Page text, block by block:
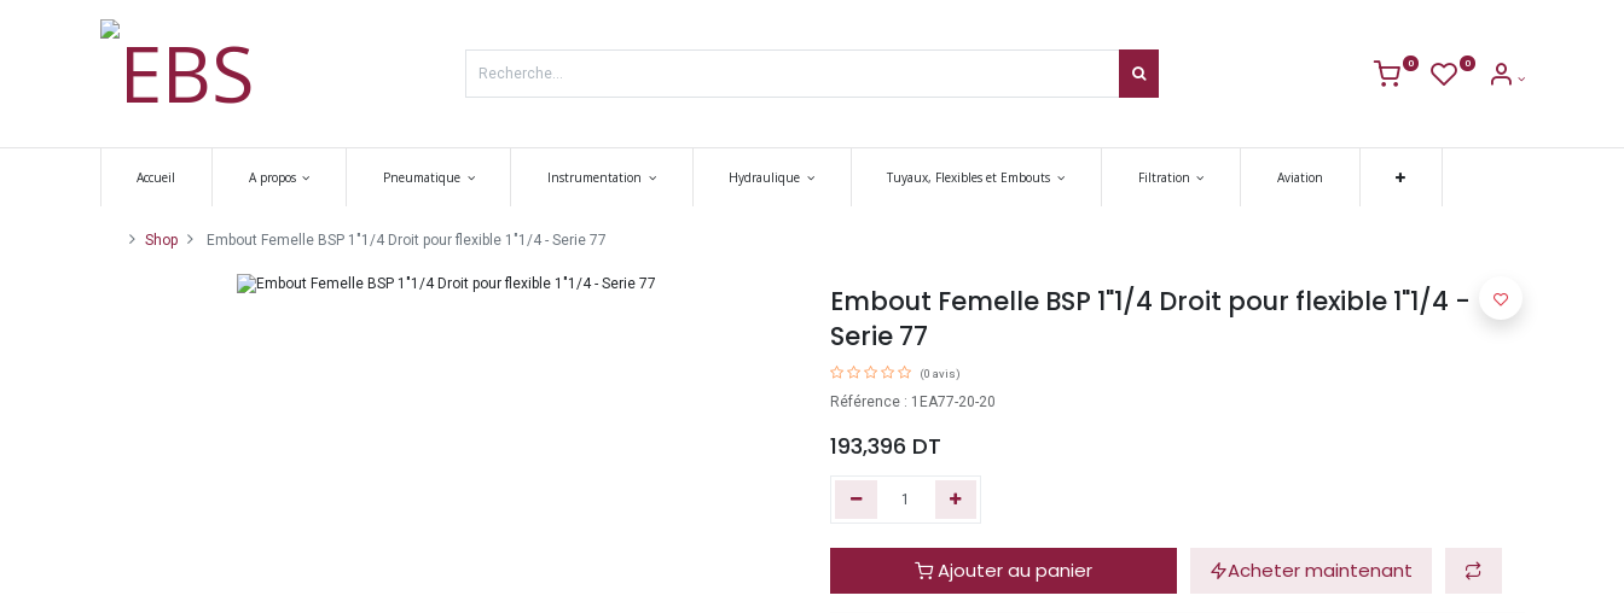
0 0
Accueil A propos Pneumatique Instrumentation Hydraulique Tuyaux, Flexibles et Embouts Filtration Aviation
Shop Embout Femelle BSP 1"1/4 Droit pour flexible 1"1/4 - Serie 77
Embout Femelle BSP 1"1/4 Droit pour flexible 1"1/4 -
Serie 77
(0 avis)
Référence : 1EA77-20-20
193,396 DT
Ajouter au panier Acheter maintenant